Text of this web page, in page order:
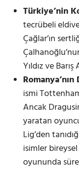
Türkiye’nin
tecrübeli
Çağlar’ın
Yıldız ve
ismi
Ancak
yaratan oyuncu
Lig’den
isimler
oyununda